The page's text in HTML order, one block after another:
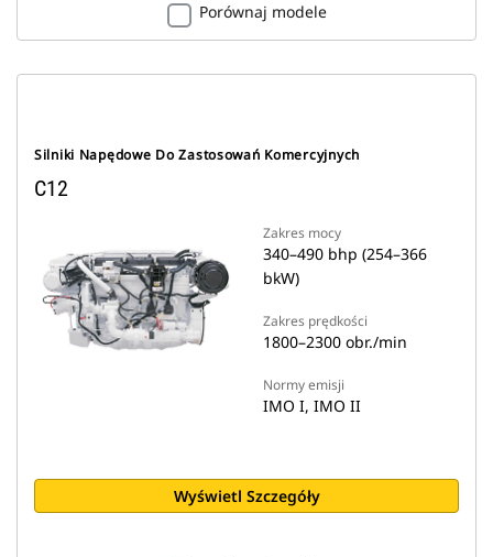
Porównaj modele
Silniki Napędowe Do Zastosowań Komercyjnych
C12
Zakres mocy
340–490 bhp (254–366
bkW)
Zakres prędkości
1800–2300 obr./min
Normy emisji
IMO I, IMO II
Wyświetl Szczegóły